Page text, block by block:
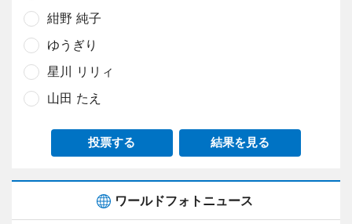
紺野 純子
ゆうぎり
星川 リリィ
山田 たえ
投票する 結果を見る
ワールドフォトニュース